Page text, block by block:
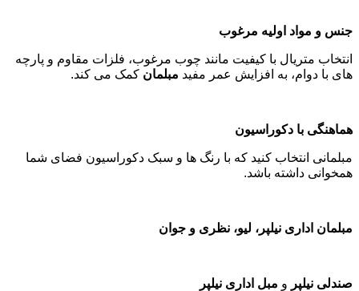
جنس و مواد اولیه مرغوب
انتخاب متریال با کیفیت مانند چوب مرغوب، فلزات مقاوم و پارچه
های با دوام، به افزایش عمر مفید مبلمان کمک می کند.
هماهنگی با دکوراسیون
مبلمانی انتخاب کنید که با رنگ ها و سبک دکوراسیون فضای شما
همخوانی داشته باشد.
مبلمان اداری نیلپر، لیو، نظری و جوان
صندلی نیلپر و مبل اداری نیلپر